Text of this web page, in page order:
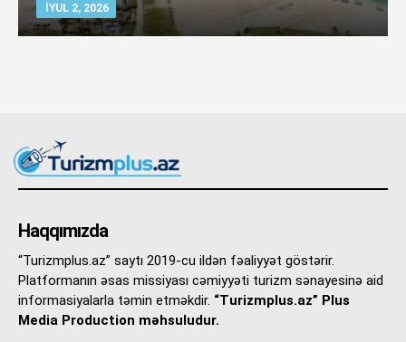
İYUL 2, 2026
Haqqımızda
“Turizmplus.az” saytı 2019-cu ildən fəaliyyət göstərir.
Platformanın əsas missiyası cəmiyyəti turizm sənayesinə aid
informasiyalarla təmin etməkdir. “Turizmplus.az” Plus
Media Production məhsuludur.